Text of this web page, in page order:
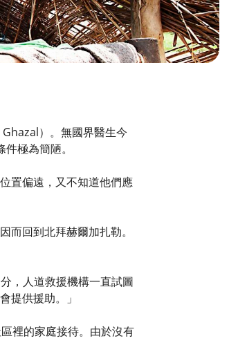
）。無國界醫生今
極為簡陋。
置偏遠，又不知道他們應
回到北拜赫爾加扎勒。
，人道救援機構一直試圖
提供援助。」
裡的家庭接待。由於沒有